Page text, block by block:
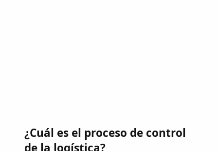
¿Cuál es el proceso de control
de la logística?